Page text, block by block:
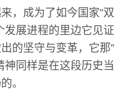
，成为了如今国家”双
发展进程的里边它见证
的坚守与变革，它那”
神同样是在这段历史当
。